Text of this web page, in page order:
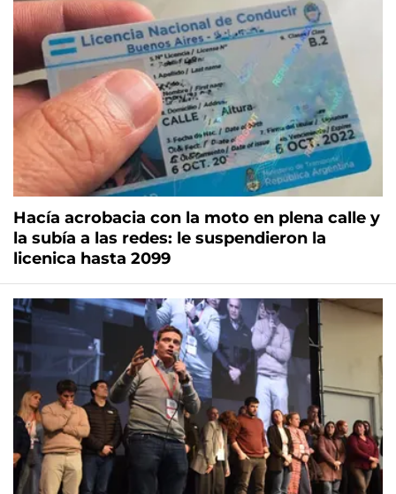
Hacía acrobacia con la moto en plena calle y
la subía a las redes: le suspendieron la
licenica hasta 2099